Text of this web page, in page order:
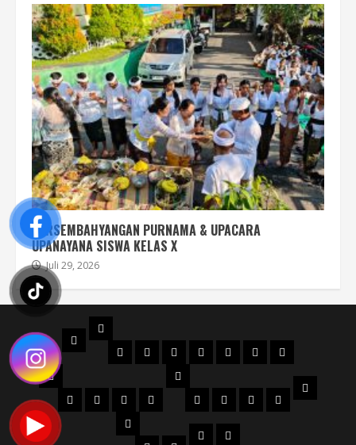
PERSEMBAHYANGAN PURNAMA & UPACARA
UPANAYANA SISWA KELAS X
Juli 29, 2026
BERANDA
PROFIL
STRUKTUR
ORGANISASI
DENAHMAPSSEJARAH
AKREDITASI
SERTIFIKAT
FILOSOFI
LOGO
JURUSAN
Perhotelan
KulinerKECANTIKAN
Tata
WKS
WKS
1
WKS
2
WKSWKS
VISI
PTK
DOWNLOAD
PENGUMUMAN